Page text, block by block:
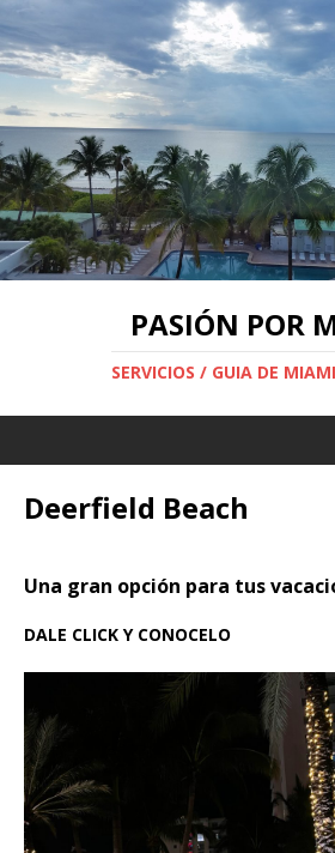
PASIÓN POR
SERVICIOS / GUIA DE
Deerfield Beach
Una gran opción para tus
DALE CLICK Y CONOCELO